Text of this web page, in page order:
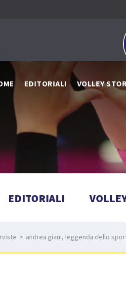
EDITORIALI VOLLEY
EDITORIALI
> andrea giani, leggenda dello